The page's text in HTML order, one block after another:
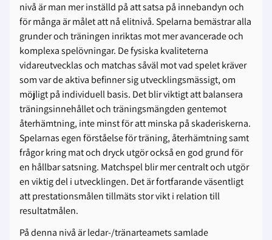
nivå är man mer inställd på att satsa på innebandyn och
för många är målet att nå elitnivå. Spelarna bemästrar alla
grunder och träningen inriktas mot mer avancerade och
komplexa spelövningar. De fysiska kvaliteterna
vidareutvecklas och matchas såväl mot vad spelet kräver
som var de aktiva befinner sig utvecklingsmässigt, om
möjligt på individuell basis. Det blir viktigt att balansera
träningsinnehållet och träningsmängden gentemot
återhämtning, inte minst för att minska på skaderiskerna.
Spelarnas egen förståelse för träning, återhämtning samt
frågor kring mat och dryck utgör också en god grund för
en hållbar satsning. Matchspel blir mer centralt och utgör
en viktig del i utvecklingen. Det är fortfarande väsentligt
att prestationsmålen tillmäts stor vikt i relation till
resultatmålen.
På denna nivå är ledar-/tränarteamets samlade